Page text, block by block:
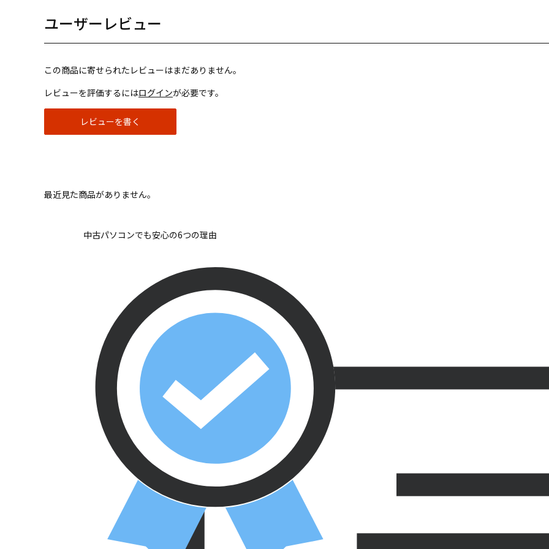
ユーザーレビュー
この商品に寄せられたレビューはまだありません。
レビューを評価するにはログインが必要です。
レビューを書く
最近見た商品がありません。
中古パソコンでも安心の6つの理由